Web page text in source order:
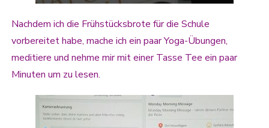
Nachdem ich die Frühstücksbrote für die Schule
vorbereitet habe, mache ich ein paar Yoga-Übungen,
meditiere und nehme mir mit einer Tasse Tee ein paar
Minuten um zu lesen.